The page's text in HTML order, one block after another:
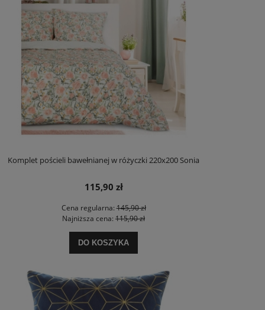
Komplet pościeli bawełnianej w różyczki 220x200 Sonia
115,90 zł
Cena regularna:145,90 zł
Najniższa cena: 115,90 zł
DO KOSZYKA